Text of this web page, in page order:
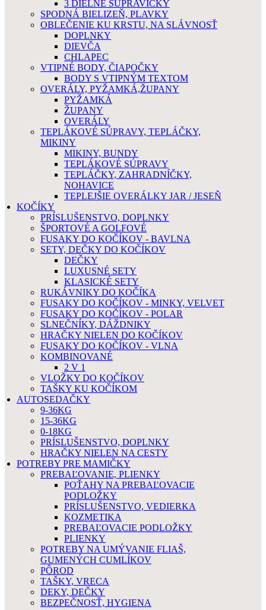
3 DIELNE SÚPRAVIČKY
SPODNÁ BIELIZEŇ, PLAVKY
OBLEČENIE KU KRSTU, NA SLÁVNOSŤ
DOPLNKY
DIEVČA
CHLAPEC
VTIPNÉ BODY, ČIAPOČKY
BODY S VTIPNÝM TEXTOM
OVERÁLY, PYŽAMKÁ,ŽUPANY
PYŽAMKÁ
ŽUPANY
OVERÁLY
TEPLÁKOVÉ SÚPRAVY, TEPLÁČKY,
MIKINY
MIKINY, BUNDY
TEPLÁKOVÉ SÚPRAVY
TEPLÁČKY, ZAHRADNÍČKY,
NOHAVICE
TEPLEJŠIE OVERÁLKY JAR / JESEŇ
KOČÍKY
PRÍSLUŠENSTVO, DOPLNKY
ŠPORTOVÉ A GOLFOVÉ
FUSAKY DO KOČÍKOV - BAVLNA
SETY, DEČKY DO KOČÍKOV
DEČKY
LUXUSNÉ SETY
KLASICKÉ SETY
RUKÁVNIKY DO KOČÍKA
FUSAKY DO KOČÍKOV - MINKY, VELVET
FUSAKY DO KOČÍKOV - POLAR
SLNEČNÍKY, DÁŽDNIKY
HRAČKY NIELEN DO KOČÍKOV
FUSAKY DO KOČÍKOV - VLNA
KOMBINOVANÉ
2 V 1
VLOŽKY DO KOČÍKOV
TAŠKY KU KOČÍKOM
AUTOSEDAČKY
9-36KG
15-36KG
0-18KG
PRÍSLUŠENSTVO, DOPLNKY
HRAČKY NIELEN NA CESTY
POTREBY PRE MAMIČKY
PREBAĽOVANIE, PLIENKY
POŤAHY NA PREBAĽOVACIE
PODLOŽKY
PRÍSLUŠENSTVO, VEDIERKA
KOZMETIKA
PREBAĽOVACIE PODLOŽKY
PLIENKY
POTREBY NA UMÝVANIE FLIAŠ,
GUMENÝCH CUMLÍKOV
PÔROD
TAŠKY, VRECA
DEKY, DEČKY
BEZPEČNOSŤ, HYGIENA